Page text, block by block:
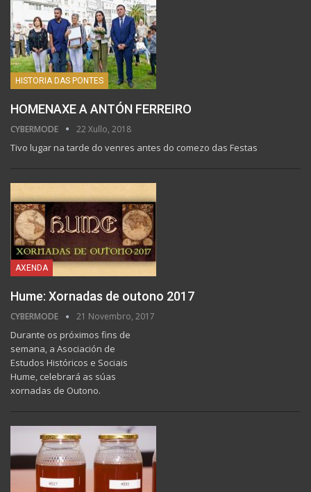
HISTORIA DAS PONTES
HOMENAXE A ANTÓN FERREIRO
CYBERMODE 22 Xullo, 2018
Tivo lugar na tarde do venres antes do comezo das Festas
AXENDA
Hume: Xornadas de outono 2017
CYBERMODE 21 Novembro, 2017
Durante os próximos fins de
semana, a Asociación de
Estudos Históricos e Sociais
Hume, celebrará as súas
xornadas de Outono.